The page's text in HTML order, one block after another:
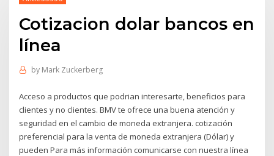
Cotizacion dolar bancos en
línea
by Mark Zuckerberg
Acceso a productos que podrian interesarte, beneficios para
clientes y no clientes. BMV te ofrece una buena atención y
seguridad en el cambio de moneda extranjera. cotización
preferencial para la venta de moneda extranjera (Dólar) y
pueden Para más información comunicarse con nuestra línea